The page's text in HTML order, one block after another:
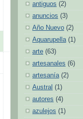
antiguos (2)
anuncios (3)
Año Nuevo (2)
Aquarupella (1)
arte (63)
artesanales (6)
artesanía (2)
Austral (1)
autores (4)
azulejos (1)